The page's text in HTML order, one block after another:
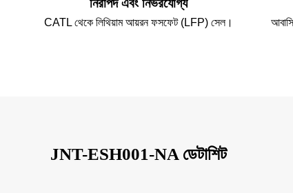
নিরাপদ এবং নির্ভরযোগ্য
CATL থেকে লিথিয়াম আয়রন ফসফেট (LFP) সেল।
JNT-ESH001-NA ডেটাশিট